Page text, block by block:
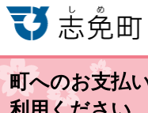
町へのお支払